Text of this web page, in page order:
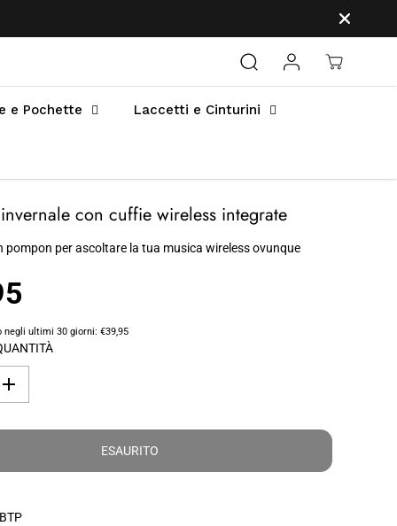
e Pochette Laccetti e Cinturini
con cuffie wireless integrate
pompon per ascoltare la tua musica wireless ovunque
negli ultimi 30 giorni: €39,95
A
u
e
a
a
ESAURITO